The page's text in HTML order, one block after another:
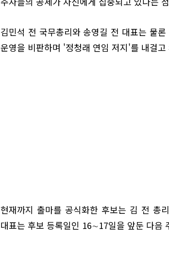
김민석 전 국무총리와 송영길 전 대표는 물
운영을 비판하며 '정청래 연임 저지'를 내걸
현재까지 출마를 공식화한 후보는 김 전 총
대표는 후보 등록일인 16∼17일을 앞둔 다음